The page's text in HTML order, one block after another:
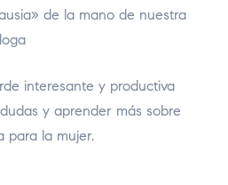
de la mano de nuestra
interesante y productiva
y aprender más sobre
para la mujer.